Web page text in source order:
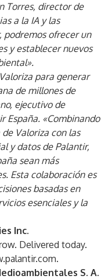
Torres, director de
a la IA y las
podremos ofrecer un
y establecer nuevos
para generar
de millones de
ejecutivo de
España. «Combinando
Valoriza con las
y datos de Palantir,
sean más
Esta colaboración es
basadas en
esenciales y la
Inc.
Delivered today.
.
S. A.